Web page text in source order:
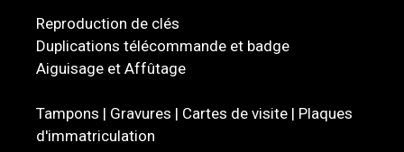
Reproduction de clés
Duplications télécommande et badge
Aiguisage et Affûtage
Tampons | Gravures | Cartes de visite | Plaques
d'immatriculation